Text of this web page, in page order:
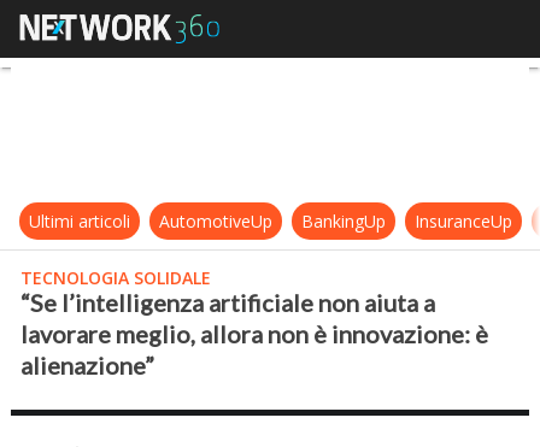
“Se l’intelligenza artificiale non
Ultimi articoli AutomotiveUp BankingUp InsuranceUp
TECNOLOGIA SOLIDALE
“Se l’intelligenza artificiale non aiuta a
lavorare meglio, allora non è innovazione: è
alienazione”